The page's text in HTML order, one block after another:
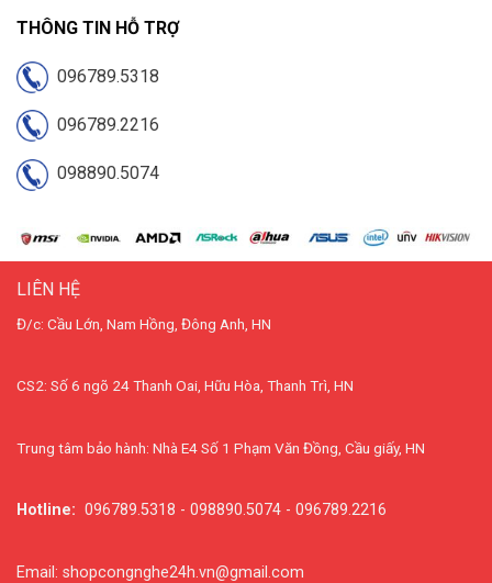
THÔNG TIN HỖ TRỢ
096789.5318
096789.2216
098890.5074
LIÊN HỆ
Đ/c: Cầu Lớn, Nam Hồng, Đông Anh, HN
CS2: Số 6 ngõ 24 Thanh Oai, Hữu Hòa, Thanh Trì, HN
Trung tâm bảo hành: Nhà E4 Số 1 Phạm Văn Đồng, Cầu giấy, HN
Hotline: 096789.5318 - 098890.5074 - 096789.2216
Email: shopcongnghe24h.vn@gmail.com